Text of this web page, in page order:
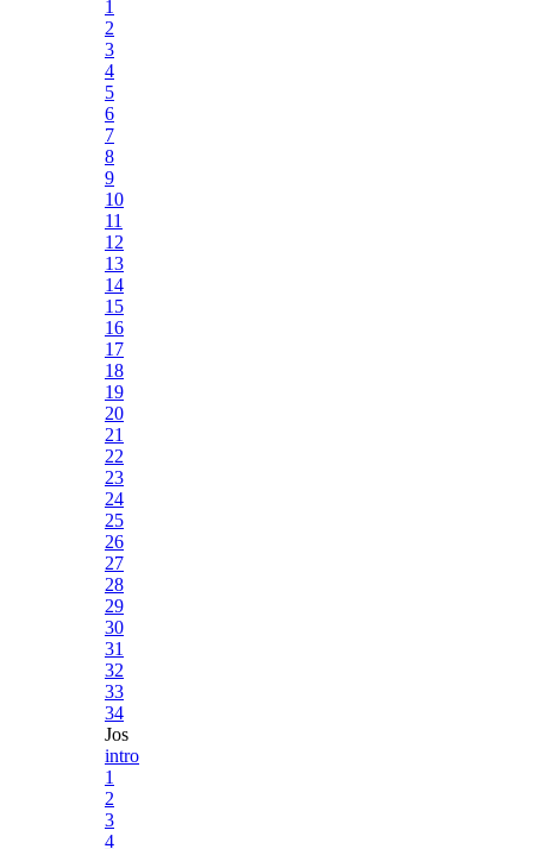
1
2
3
4
5
6
7
8
9
10
11
12
13
14
15
16
17
18
19
20
21
22
23
24
25
26
27
28
29
30
31
32
33
34
Jos
intro
1
2
3
4